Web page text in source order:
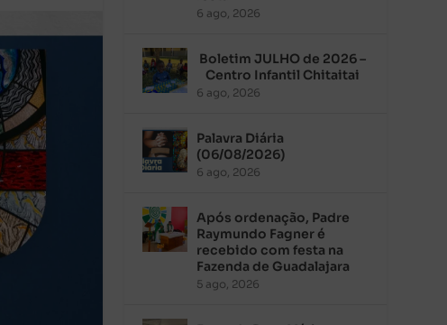
6 ago, 2026
Boletim JULHO de 2026 –
Centro Infantil Chitaitai
6 ago, 2026
Palavra Diária
(06/08/2026)
6 ago, 2026
Após ordenação, Padre
Raymundo Fagner é
recebido com festa na
Fazenda de Guadalajara
5 ago, 2026